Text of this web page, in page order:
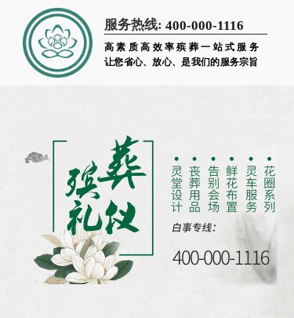
服务热线: 400-000-1116
高素质高效率殡葬一站式服务
让您省心、放心、是我们的服务宗旨